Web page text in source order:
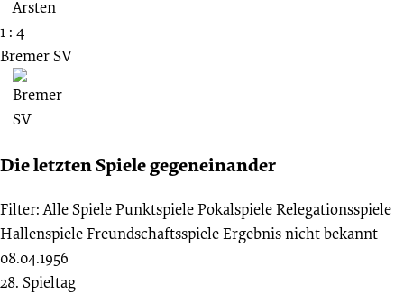
1 : 4
Bremer SV
Die letzten Spiele gegeneinander
Filter: Alle SpielePunktspielePokalspieleRelegationsspiele
HallenspieleFreundschaftsspieleErgebnis nicht bekannt
08.04.1956
28. Spieltag